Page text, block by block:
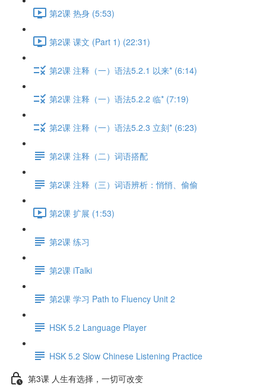
第2课 热身 (5:53)
第2课 课文 (Part 1) (22:31)
第2课 注释（一）语法5.2.1 以来* (6:14)
第2课 注释（一）语法5.2.2 临* (7:19)
第2课 注释（一）语法5.2.3 立刻* (6:23)
第2课 注释（二）词语搭配
第2课 注释（三）词语辨析：悄悄、偷偷
第2课 扩展 (1:53)
第2课 练习
第2课 iTalki
第2课 学习 Path to Fluency Unit 2
HSK 5.2 Language Player
HSK 5.2 Slow Chinese Listening Practice
第3课 人生有选择，一切可改变